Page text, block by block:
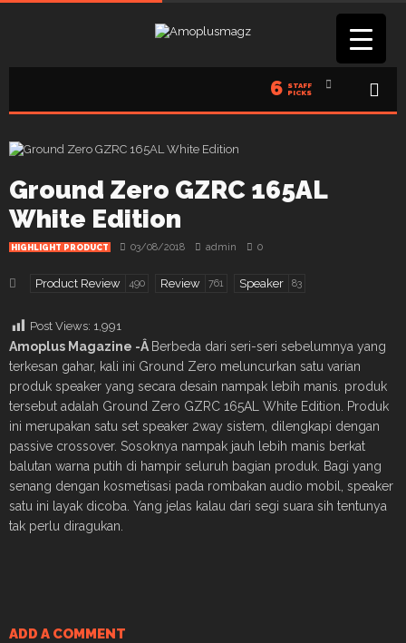
6 STAFF
PICKS
Ground Zero GZRC 165AL
White Edition
HIGHLIGHT PRODUCT 03/08/2018 admin 0
Product Review 490 Review 761 Speaker 83
Post Views: 1,991
Amoplus Magazine -Â Berbeda dari seri-seri sebelumnya yang
terkesan gahar, kali ini Ground Zero meluncurkan satu varian
produk speaker yang secara desain nampak lebih manis. produk
tersebut adalah Ground Zero GZRC 165AL White Edition.
Produk
ini merupakan satu set speaker 2way sistem, dilengkapi dengan
passive crossover. Sosoknya nampak jauh lebih manis berkat
balutan warna putih di hampir seluruh bagian produk. Bagi yang
senang dengan kosmetisasi pada rombakan audio mobil, speaker
satu ini layak dicoba. Yang jelas kalau dari segi suara sih tentunya
tak perlu diragukan.
ADD A COMMENT